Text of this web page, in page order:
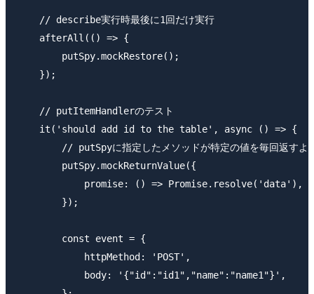
    // describe実行時最後に1回だけ実行
    afterAll(() => {
        putSpy.mockRestore();
    });
    // putItemHandlerのテスト
    it('should add id to the table', async () => {
// putSpyに指定したメソッドが特定の値を毎回返すよ
        putSpy.mockReturnValue({
            promise: () => Promise.resolve('data'),
        });
        const event = {
            httpMethod: 'POST',
            body: '{"id":"id1","name":"name1"}',